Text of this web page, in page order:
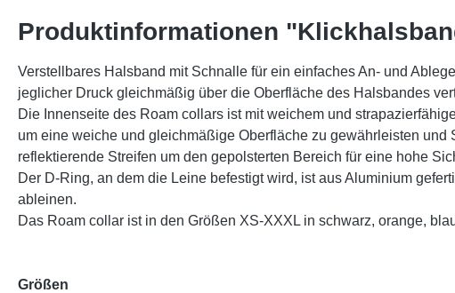
Produktinformationen
Verstellbares Halsband mit Schnalle für ein einfaches An- und
jeglicher Druck gleichmäßig über die Oberfläche des Halsbandes
Die Innenseite des Roam collars ist mit weichem und
um eine weiche und gleichmäßige Oberfläche zu gewährleisten
reflektierende Streifen um den gepolsterten Bereich für eine hohe
Der D-Ring, an dem die Leine befestigt wird, ist aus Aluminium
ableinen.
Das Roam collar ist in den Größen XS-XXXL in schwarz, orange,
Größen